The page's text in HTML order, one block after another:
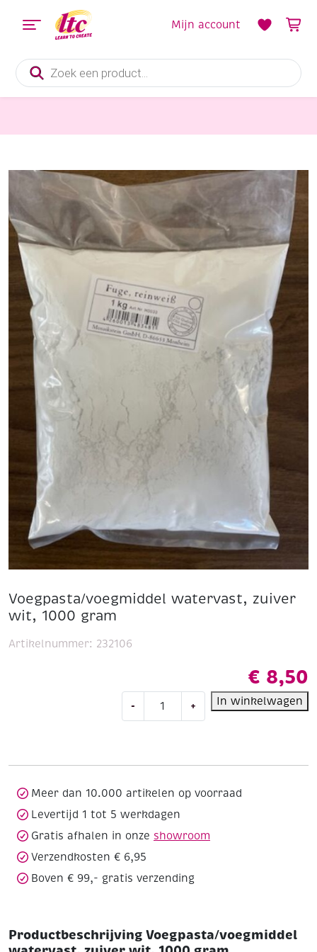
Producten
zoeken
Mijn account
Voegpasta/voegmiddel watervast, zuiver
wit, 1000 gram
€ 8,50
-
Voegpasta/voegmiddel
watervast,
aantal
+ In winkelwagen
Artikelnummer: 232106
Meer dan 10.000 artikelen op voorraad
Levertijd 1 tot 5 werkdagen
Gratis afhalen in onze showroom
Verzendkosten € 6,95
Boven € 99,- gratis verzending
Productbeschrijving Voegpasta/voegmiddel